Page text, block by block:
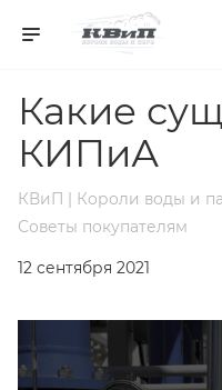
Какие
КИПиА
КВиП | Короли воды и
Советы покупателям
12 сентября 2021